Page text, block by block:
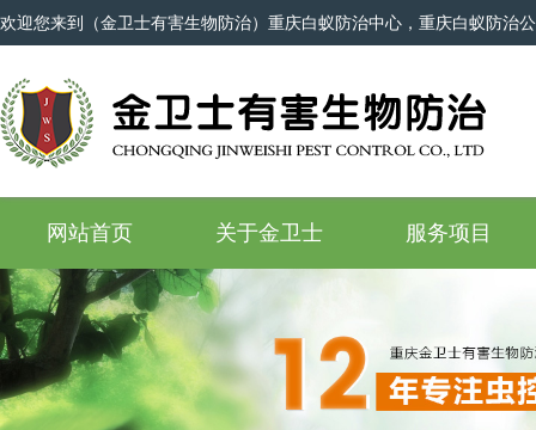
欢迎您来到（金卫士有害生物防治）重庆白蚁防治中心，重庆白蚁防治
网站首页 关于金卫士 服务项目